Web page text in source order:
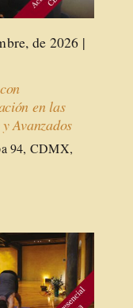
de 2026 |
en las
Avanzados
94, CDMX,